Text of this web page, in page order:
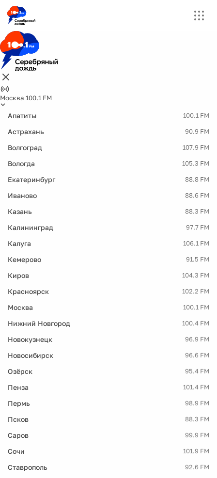
Москва 100.1 FM
Апатиты 100.1 FM
Астрахань 90.9 FM
Волгоград 107.9 FM
Вологда 105.3 FM
Екатеринбург 88.8 FM
Иваново 88.6 FM
Казань 88.3 FM
Калининград 97.7 FM
Калуга 106.1 FM
Кемерово 91.5 FM
Киров 104.3 FM
Красноярск 102.2 FM
Москва 100.1 FM
Нижний Новгород 100.4 FM
Новокузнецк 96.9 FM
Новосибирск 96.6 FM
Озёрск 95.4 FM
Пенза 101.4 FM
Пермь 98.9 FM
Псков 88.3 FM
Саров 99.9 FM
Сочи 101.9 FM
Ставрополь 92.6 FM